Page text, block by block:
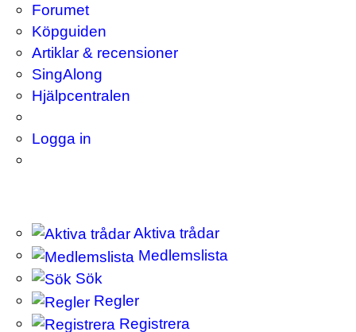
Forumet
Köpguiden
Artiklar & recensioner
SingAlong
Hjälpcentralen
Logga in
Aktiva trådar
Medlemslista
Sök
Regler
Registrera